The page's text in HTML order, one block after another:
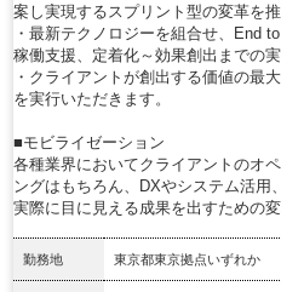
案し実現するスプリント型の変革を
・最新テクノロジーを組合せ、End
稼働支援、定着化～効果創出までの
・クライアントが創出する価値の最
を実行いただきます。
■モビライゼーション
各種業界においてクライアントのオ
ングはもちろん、DXやシステム活用
実際に目に見える成果を出すための
勤務地 東京都東京拠点いずれか